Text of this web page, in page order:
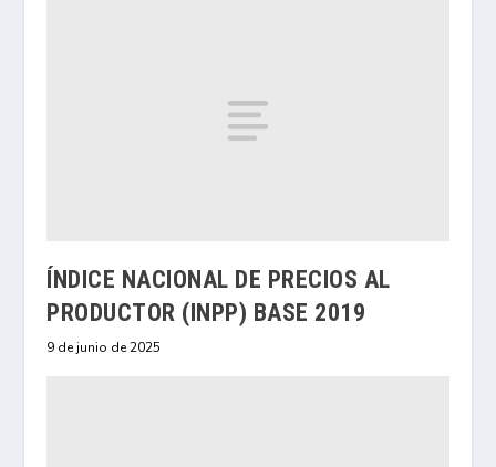
ÍNDICE NACIONAL DE PRECIOS AL
PRODUCTOR (INPP) BASE 2019
9 de junio de 2025